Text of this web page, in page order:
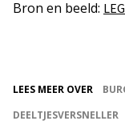
Bron en beeld:
LEES MEER OVER
DEELTJESVERSNELLER